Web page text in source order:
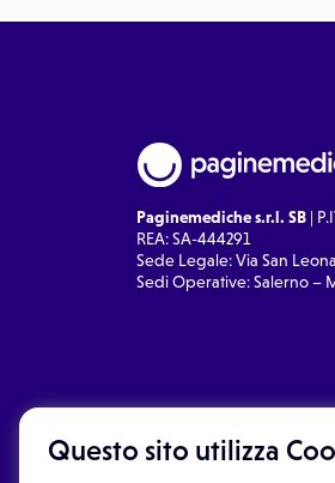
Questo sito utilizza
Paginemediche s.r.l. SB |
REA: SA-444291
Sede Legale: Via San
Sedi Operative: Salerno –